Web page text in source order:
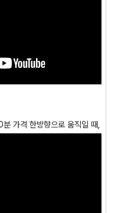
가격 한방향으로 움직일 때,